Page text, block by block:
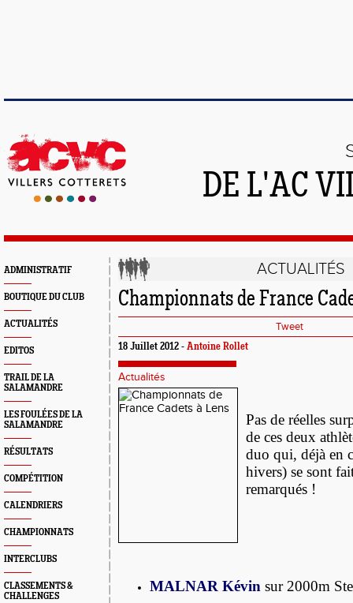
DE L'AC
ADMINISTRATIF
BOUTIQUE DU CLUB
ACTUALITÉS
EDITOS
TRAIL DE LA
SALAMANDRE
LES FOULÉES DE LA
SALAMANDRE
RÉSULTATS
COMPÉTITION
CALENDRIERS
CHAMPIONNATS
INTERCLUBS
CLASSEMENTS &
CHALLENGES
ACTUALITÉS
Championnats de France
Tweet
18 Juillet 2012 - Antoine Rollet
Actualités
Pas de réelles
de ces deux
duo qui, déjà en
hivers) se sont
remarqués !
MALNAR Kévin sur 2000m